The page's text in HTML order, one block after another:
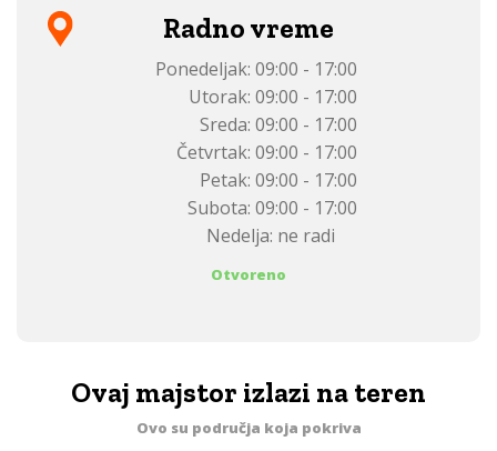
Radno vreme
Ponedeljak: 09:00 - 17:00
Utorak: 09:00 - 17:00
Sreda: 09:00 - 17:00
Četvrtak: 09:00 - 17:00
Petak: 09:00 - 17:00
Subota: 09:00 - 17:00
Nedelja: ne radi
Otvoreno
Ovaj majstor izlazi na teren
Ovo su područja koja pokriva